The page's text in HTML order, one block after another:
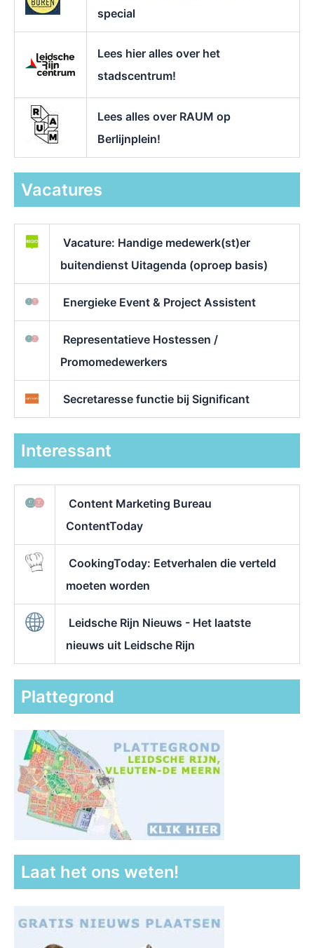
special
Lees hier alles over het
stadscentrum!
Lees alles over RAUM op
Berlijnplein!
Vacatures
Vacature: Handige medewerk(st)er
buitendienst Uitagenda (oproep basis)
Energieke Event & Project Assistent
Representatieve Hostessen /
Promomedewerkers
Secretaresse functie bij Significant
Interessant
Content Marketing Bureau
ContentToday
CookingToday: Eetverhalen die verteld
moeten worden
Leidsche Rijn Nieuws - Het laatste
nieuws uit Leidsche Rijn
Plattegrond
Laat het ons weten!